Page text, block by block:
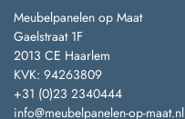
Meubelpanelen op Maat
Gaelstraat 1F
2013 CE Haarlem
KVK: 94263809
+31 (0)23 2340444
info@meubelpanelen-op-maat.nl